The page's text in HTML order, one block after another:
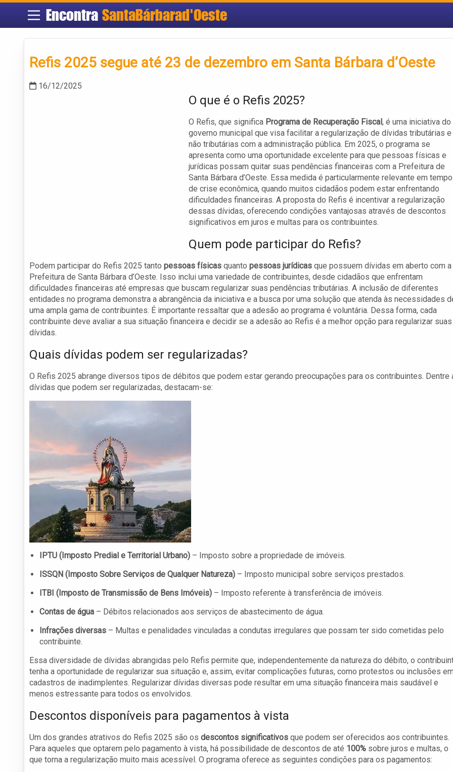
Encontra SantaBárbarad'Oeste
Refis 2025 segue até 23 de dezembro em Santa Bárbara d’Oeste
16/12/2025
O que é o Refis 2025?
O Refis, que significa Programa de Recuperação Fiscal , é uma iniciativa do
governo municipal que visa facilitar a regularização de dívidas tributárias e
não tributárias com a administração pública. Em 2025, o programa se
apresenta como uma oportunidade excelente para que pessoas físicas e
jurídicas possam quitar suas pendências financeiras com a Prefeitura de
Santa Bárbara d’Oeste. Essa medida é particularmente relevante em
de crise econômica, quando muitos cidadãos podem estar enfrentando
dificuldades financeiras. A proposta do Refis é incentivar a regularização
dessas dívidas, oferecendo condições vantajosas através de descontos
significativos em juros e multas para os contribuintes.
Quem pode participar do Refis?
Podem participar do Refis 2025 tanto pessoas físicas quanto pessoas jurídicas que possuem dívidas em aberto com a
Prefeitura de Santa Bárbara d’Oeste. Isso inclui uma variedade de contribuintes, desde cidadãos que enfrentam
dificuldades financeiras até empresas que buscam regularizar suas pendências tributárias. A inclusão de diferentes
entidades no programa demonstra a abrangência da iniciativa e a busca por uma solução que atenda às necessidades
uma ampla gama de contribuintes. É importante ressaltar que a adesão ao programa é voluntária. Dessa forma, cada
contribuinte deve avaliar a sua situação financeira e decidir se a adesão ao Refis é a melhor opção para regularizar suas
dívidas.
Quais dívidas podem ser regularizadas?
O Refis 2025 abrange diversos tipos de débitos que podem estar gerando preocupações para os contribuintes. Dentre
dívidas que podem ser regularizadas, destacam-se:
IPTU (Imposto Predial e Territorial Urbano) – Imposto sobre a propriedade de imóveis.
ISSQN (Imposto Sobre Serviços de Qualquer Natureza) – Imposto municipal sobre serviços prestados.
ITBI (Imposto de Transmissão de Bens Imóveis) – Imposto referente à transferência de imóveis.
Contas de água – Débitos relacionados aos serviços de abastecimento de água.
Infrações diversas – Multas e penalidades vinculadas a condutas irregulares que possam ter sido cometidas pelo
contribuinte.
Essa diversidade de dívidas abrangidas pelo Refis permite que, independentemente da natureza do débito, o
tenha a oportunidade de regularizar sua situação e, assim, evitar complicações futuras, como protestos ou inclusões
cadastros de inadimplentes. Regularizar dívidas diversas pode resultar em uma situação financeira mais saudável e
menos estressante para todos os envolvidos.
Descontos disponíveis para pagamentos à vista
Um dos grandes atrativos do Refis 2025 são os descontos significativos que podem ser oferecidos aos contribuintes.
Para aqueles que optarem pelo pagamento à vista, há possibilidade de descontos de até 100% sobre juros e multas, o
que torna a regularização muito mais acessível. O programa oferece as seguintes condições para os pagamentos: